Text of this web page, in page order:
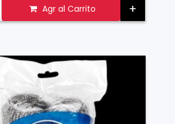
Agr al Carrito +